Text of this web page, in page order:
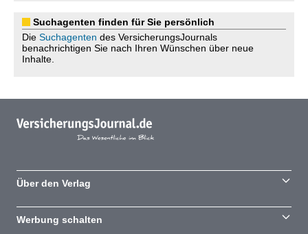
Suchagenten finden für Sie persönlich
Die Suchagenten des VersicherungsJournals
benachrichtigen Sie nach Ihren Wünschen über neue
Inhalte.
Über den Verlag
Werbung schalten